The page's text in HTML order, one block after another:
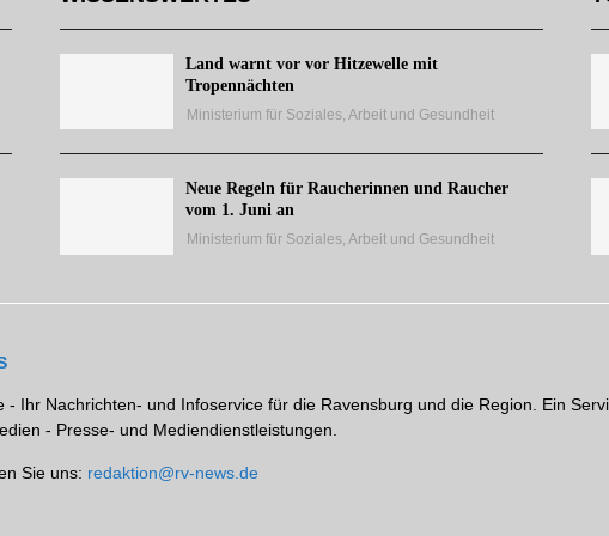
Land warnt vor vor Hitzewelle mit
Tropennächten
Ministerium für Soziales, Arbeit und Gesundheit
Neue Regeln für Raucherinnen und Raucher
vom 1. Juni an
Ministerium für Soziales, Arbeit und Gesundheit
- Ihr Nachrichten- und Infoservice für die Ravensburg und die Region. Ein
- Presse- und Mediendienstleistungen.
Sie uns: redaktion@rv-news.de